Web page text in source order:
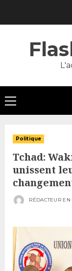
Primary
Menu
Politique
Tchad:
unissent
RÉDACTEUR EN